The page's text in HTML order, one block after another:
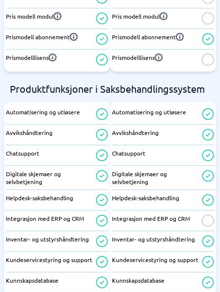
Pris modell modul
Prismodell abonnement
Prismodelllisens
Pris modell modul
Prismodell abonnement
Prismodelllisens
Produktfunksjoner i Saksbehandlingssystem
Automatisering og utløsere
Avvikshåndtering
Chatsupport
Digitale skjemaer og
selvbetjening
Helpdesk-saksbehandling
Integrasjon med ERP og CRM
Inventar- og utstyrshåndtering
Kundeservicestyring og support
Kunnskapsdatabase
Automatisering og utløsere
Avvikshåndtering
Chatsupport
Digitale skjemaer og
selvbetjening
Helpdesk-saksbehandling
Integrasjon med ERP og CRM
Inventar- og utstyrshåndtering
Kundeservicestyring og support
Kunnskapsdatabase